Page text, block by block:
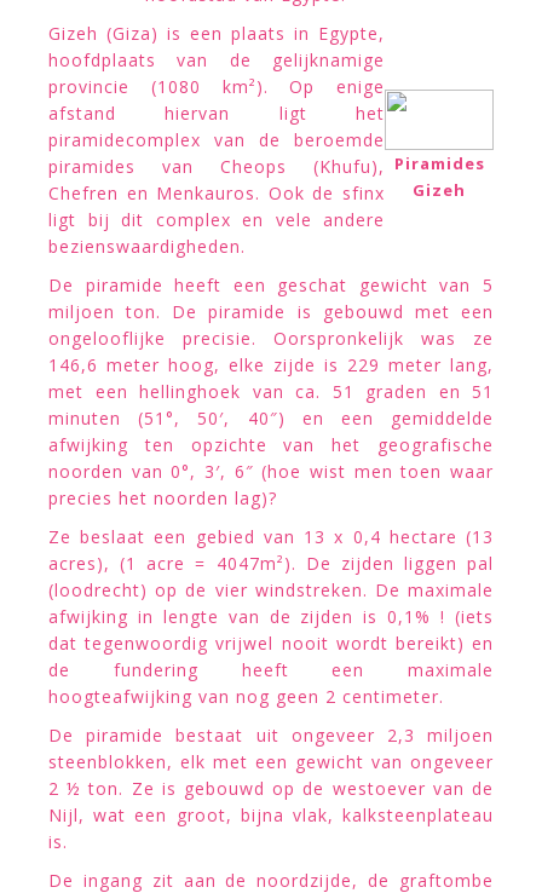
Gizeh (Giza) is een plaats in Egypte,
hoofdplaats van de gelijknamige
provincie (1080 km²). Op enige
afstand hiervan ligt het
piramidecomplex van de beroemde
piramides van Cheops (Khufu),
Chefren en Menkauros. Ook de sfinx
ligt bij dit complex en vele andere
bezienswaardigheden.
Piramides
Gizeh
De piramide heeft een geschat gewicht van 5
miljoen ton. De piramide is gebouwd met een
ongelooflijke precisie. Oorspronkelijk was ze
146,6 meter hoog, elke zijde is 229 meter lang,
met een hellinghoek van ca. 51 graden en 51
minuten (51°, 50′, 40″) en een gemiddelde
afwijking ten opzichte van het geografische
noorden van 0°, 3′, 6″ (hoe wist men toen waar
precies het noorden lag)?
Ze beslaat een gebied van 13 x 0,4 hectare (13
acres), (1 acre = 4047m²). De zijden liggen pal
(loodrecht) op de vier windstreken. De maximale
afwijking in lengte van de zijden is 0,1% ! (iets
dat tegenwoordig vrijwel nooit wordt bereikt) en
de fundering heeft een maximale
hoogteafwijking van nog geen 2 centimeter.
De piramide bestaat uit ongeveer 2,3 miljoen
steenblokken, elk met een gewicht van ongeveer
2 ½ ton. Ze is gebouwd op de westoever van de
Nijl, wat een groot, bijna vlak, kalksteenplateau
is.
De ingang zit aan de noordzijde, de graftombe